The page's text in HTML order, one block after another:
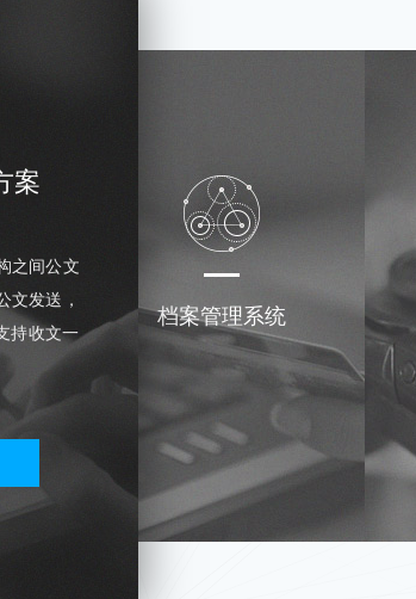
案
之间公文
文发送，
持收文一
档案管理系统